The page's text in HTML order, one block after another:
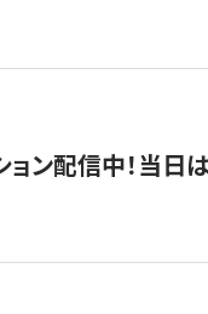
ン配信中！当日